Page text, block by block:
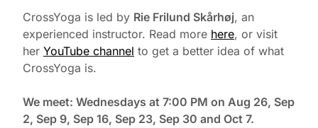
CrossYoga is led by Rie Frilund Skårhøj, an
experienced instructor. Read more here, or visit
her YouTube channel to get a better idea of what
CrossYoga is.
We meet: Wednesdays at 7:00 PM on Aug 26, Sep
2, Sep 9, Sep 16, Sep 23, Sep 30 and Oct 7.